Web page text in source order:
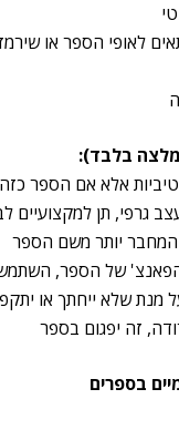
לאופי הספר או
בלבד):
אלא אם הספר כזה
גרפי, תן למקצועיים
המחבר יותר משם הספר
של הספר,
מנת שלא ייחתך או
זה יפגום בספר
בספרים